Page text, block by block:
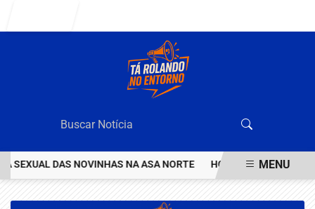
DAS NOVINHAS NA ASA NORTE HOMEM INVESTIGADO
MENU